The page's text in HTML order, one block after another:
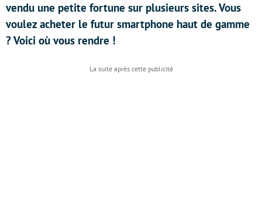
vendu une petite fortune sur plusieurs sites. Vous
voulez acheter le futur smartphone haut de gamme
? Voici où vous rendre !